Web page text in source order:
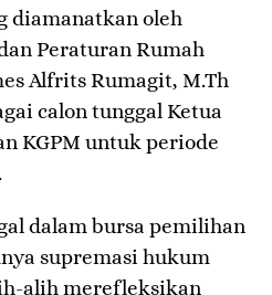
diamanatkan oleh
Peraturan Rumah
Alfrits Rumagit, M.Th
calon tunggal Ketua
KGPM untuk periode
dalam bursa pemilihan
supremasi hukum
alih merefleksikan